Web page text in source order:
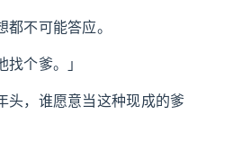
不可能答应。
找个爹。」
头，谁愿意当这种现成的爹